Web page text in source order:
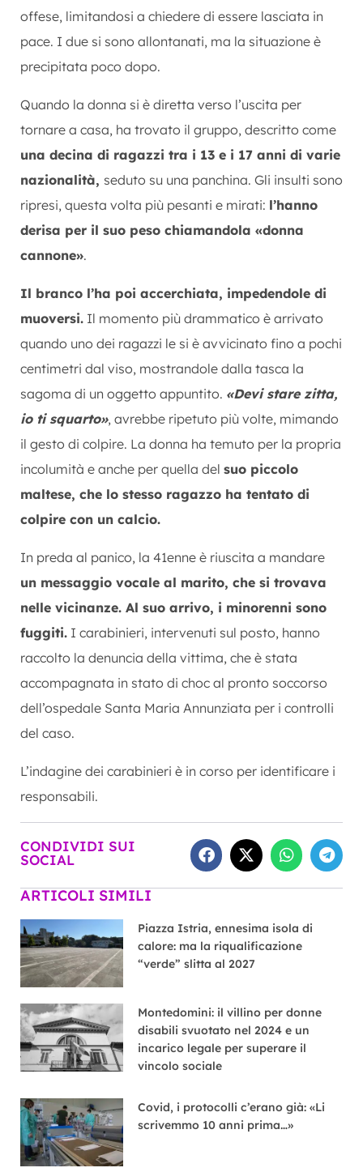
offese, limitandosi a chiedere di essere lasciata in
pace. I due si sono allontanati, ma la situazione è
precipitata poco dopo.
Quando la donna si è diretta verso l’uscita per
tornare a casa, ha trovato il gruppo, descritto come
una decina di ragazzi tra i 13 e i 17 anni di varie
nazionalità, seduto su una panchina. Gli insulti sono
ripresi, questa volta più pesanti e mirati: l’hanno
derisa per il suo peso chiamandola «donna
cannone».
Il branco l’ha poi accerchiata, impedendole di
muoversi. Il momento più drammatico è arrivato
quando uno dei ragazzi le si è avvicinato fino a pochi
centimetri dal viso, mostrandole dalla tasca la
sagoma di un oggetto appuntito. «Devi stare zitta,
io ti squarto», avrebbe ripetuto più volte, mimando
il gesto di colpire. La donna ha temuto per la propria
incolumità e anche per quella del suo piccolo
maltese, che lo stesso ragazzo ha tentato di
colpire con un calcio.
In preda al panico, la 41enne è riuscita a mandare
un messaggio vocale al marito, che si trovava
nelle vicinanze. Al suo arrivo, i minorenni sono
fuggiti. I carabinieri, intervenuti sul posto, hanno
raccolto la denuncia della vittima, che è stata
accompagnata in stato di choc al pronto soccorso
dell’ospedale Santa Maria Annunziata per i controlli
del caso.
L’indagine dei carabinieri è in corso per identificare i
responsabili.
CONDIVIDI SUI
SOCIAL
ARTICOLI SIMILI
Piazza Istria, ennesima isola di
calore: ma la riqualificazione
“verde” slitta al 2027
Montedomini: il villino per donne
disabili svuotato nel 2024 e un
incarico legale per superare il
vincolo sociale
Covid, i protocolli c’erano già: «Li
scrivemmo 10 anni prima…»